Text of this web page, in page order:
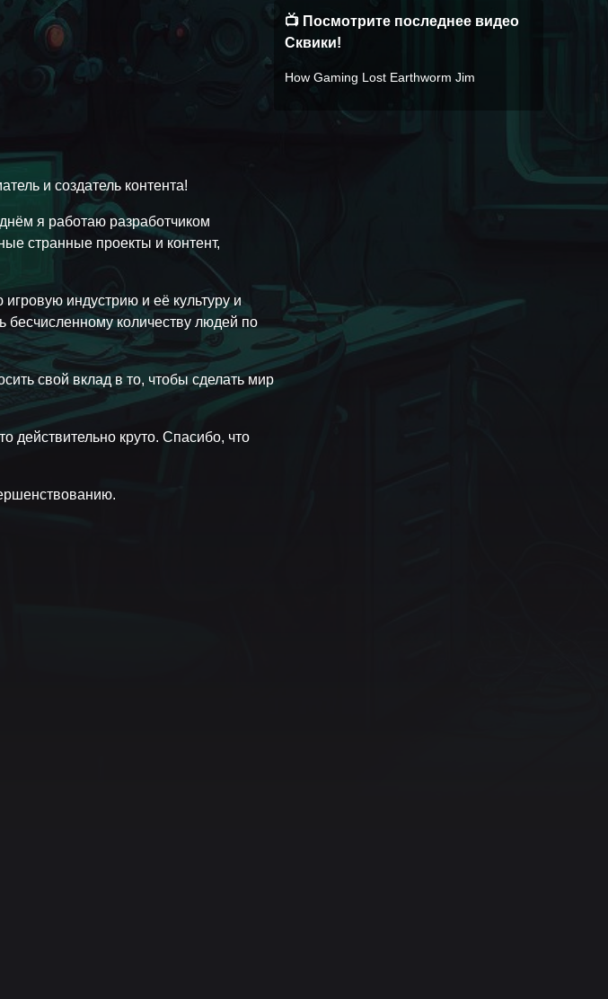
и создатель контента!
я работаю разработчиком
странные проекты и контент,
индустрию и её культуру и
количеству людей по
свой вклад в то, чтобы сделать мир
действительно круто. Спасибо, что
📺 Посмотрите последнее видео
Сквики!
How Gaming Lost Earthworm Jim